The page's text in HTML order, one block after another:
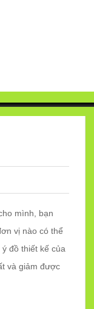
mình, bạn
vị nào có thể
đồ thiết kế của
và giảm được